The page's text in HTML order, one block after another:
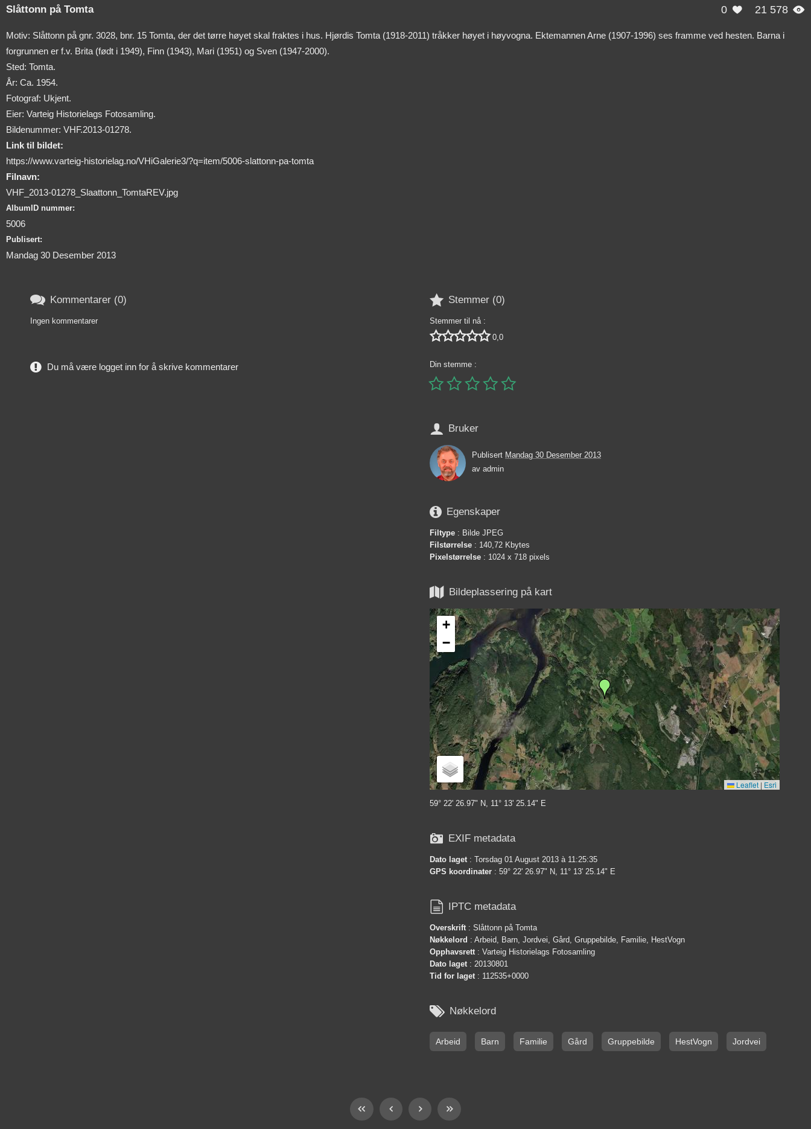
0  21 578 
Slåttonn på Tomta
Motiv: Slåttonn på gnr. 3028, bnr. 15 Tomta, der det tørre høyet skal fraktes i hus. Hjørdis Tomta (1918-2011) tråkker høyet i høyvogna. Ektemannen Arne (1907-1996) ses framme ved hesten. Barna i
forgrunnen er f.v. Brita (født i 1949), Finn (1943), Mari (1951) og Sven (1947-2000).
Sted: Tomta.
År: Ca. 1954.
Fotograf: Ukjent.
Eier: Varteig Historielags Fotosamling.
Bildenummer: VHF.2013-01278.
Link til bildet:
https://www.varteig-historielag.no/VHiGalerie3/?q=item/5006-slattonn-pa-tomta
Filnavn:
VHF_2013-01278_Slaattonn_TomtaREV.jpg
AlbumID nummer:
5006
Publisert:
Mandag 30 Desember 2013
 Stemmer (0)
Stemmer til nå :
 0,0
Din stemme :

 Bruker
Publisert Mandag 30 Desember 2013
av admin
 Egenskaper
Filtype : Bilde JPEG
Filstørrelse : 140,72 Kbytes
Pixelstørrelse : 1024 x 718 pixels
 Bildeplassering på kart
+
−
Leaflet | Esri
59° 22' 26.97" N, 11° 13' 25.14" E
 EXIF metadata
Dato laget : Torsdag 01 August 2013 à 11:25:35
GPS koordinater : 59° 22' 26.97" N, 11° 13' 25.14" E
 IPTC metadata
Overskrift : Slåttonn på Tomta
Nøkkelord : Arbeid, Barn, Jordvei, Gård, Gruppebilde, Familie, HestVogn
Opphavsrett : Varteig Historielags Fotosamling
Dato laget : 20130801
Tid for laget : 112535+0000
 Nøkkelord
Arbeid Barn Familie Gård Gruppebilde HestVogn Jordvei
 Kommentarer (0)
Ingen kommentarer
Du må være logget inn for å skrive kommentarer